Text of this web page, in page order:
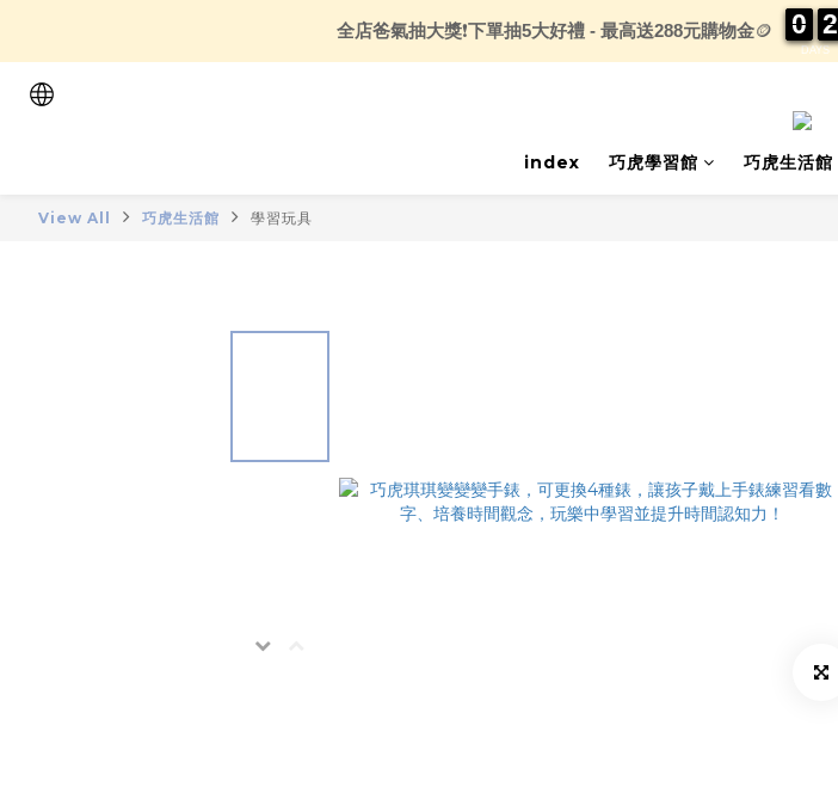
index 巧虎學習館 巧虎生活館
View All 巧虎生活館 學習玩具
全店爸氣抽大獎❗下單抽5大好禮 - 最高送288元購物金🪙
DAYS
0
0
0
0 2
2
2
2